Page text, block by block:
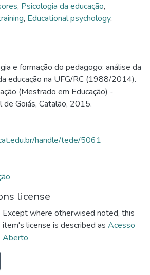
, Psicologia da educação,
, Educational psychology,
e formação do pedagogo: análise da
educação na UFG/RC (1988/2014).
(Mestrado em Educação) -
de Goiás, Catalão, 2015.
handle/tede/5061
license
Except where otherwised noted, this
item's license is described as Acesso
Aberto